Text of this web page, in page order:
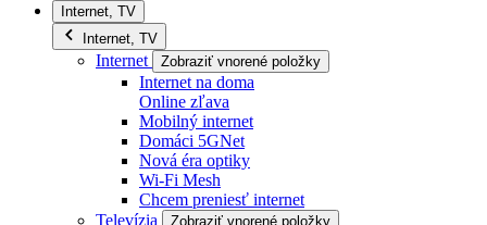
Internet, TV
Internet, TV
Internet Zobraziť vnorené položky
Internet na doma
Online zľava
Mobilný internet
Domáci 5GNet
Nová éra optiky
Wi-Fi Mesh
Chcem preniesť internet
Televízia
Zobraziť vnorené položky